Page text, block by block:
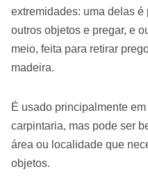
extremidades: uma delas
outros objetos e pregar, e
meio, feita para retirar
madeira.
É usado principalmente
carpintaria, mas pode ser
área ou localidade que
objetos.